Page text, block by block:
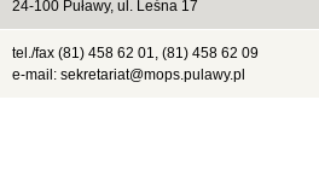
24-100 Puławy, ul. Leśna 17
tel./fax (81) 458 62 01, (81) 458 62 09
e-mail: sekretariat@mops.pulawy.pl